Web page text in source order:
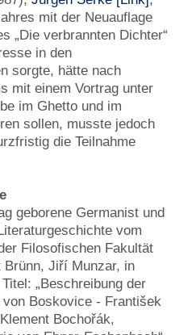
mit der Neuauflage
„Die verbrannten Dichter“
in den
sorgte, hätte nach
mit einem Vortrag unter
im Ghetto und im
sollen, musste jedoch
die Teilnahme
geborene Germanist und
vom
Filosofischen Fakultät
Jiří Munzar, in
„Beschreibung der
Boskovice - František
Bochořák,